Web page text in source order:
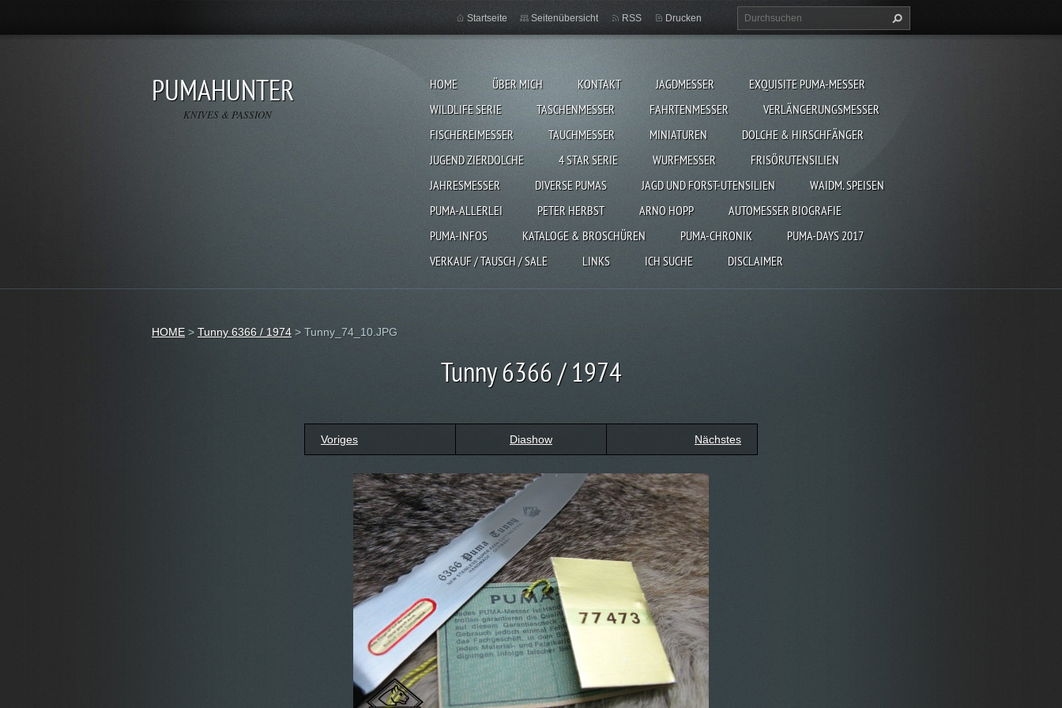
PUMAHUNTER
KNIVES & PASSION
HOME ÜBER MICH KONTAKT JAGDMESSER
EXQUISITE PUMA-MESSER
WILDLIFE SERIE
TASCHENMESSER FAHRTENMESSER
VERLÄNGERUNGSMESSER
FISCHEREIMESSER
TAUCHMESSER MINIATUREN
DOLCHE & HIRSCHFÄNGER
JUGEND ZIERDOLCHE
4 STAR SERIE WURFMESSER
FRISÖRUTENSILIEN
JAHRESMESSER
DIVERSE PUMAS JAGD UND FORST-UTENSILIEN
WAIDM. SPEISEN
PUMA-ALLERLEI
PETER HERBST ARNO HOPP
AUTOMESSER BIOGRAFIE
PUMA-INFOS
KATALOGE & BROSCHÜREN PUMA-CHRONIK
PUMA-DAYS 2017
VERKAUF / TAUSCH / SALE
LINKS ICH SUCHE DISCLAIMER
Startseite Seitenübersicht RSS Drucken
HOME > Tunny 6366 / 1974 > Tunny_74_10.JPG
Tunny 6366 / 1974
Voriges Diashow Nächstes